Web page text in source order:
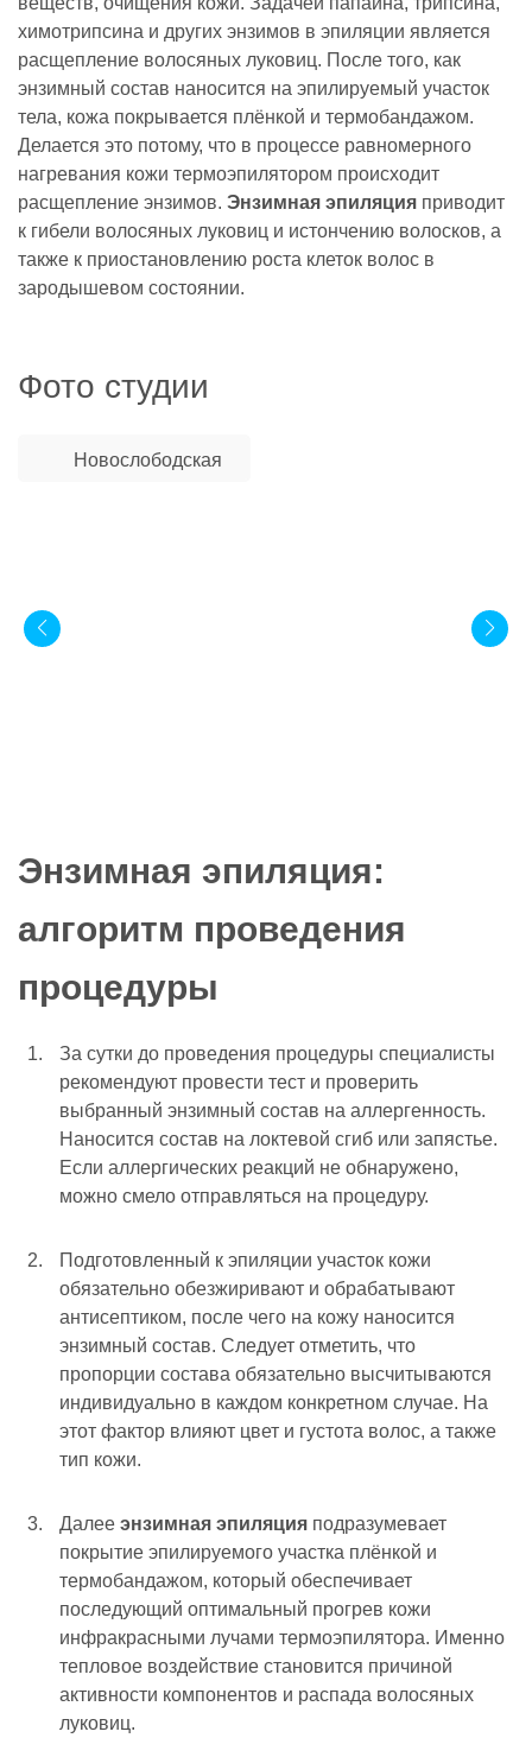
химотрипсина и других энзимов в эпиляции является
расщепление волосяных луковиц. После того, как
энзимный состав наносится на эпилируемый участок
тела, кожа покрывается плёнкой и термобандажом.
Делается это потому, что в процессе равномерного
нагревания кожи термоэпилятором происходит
расщепление энзимов. Энзимная эпиляция приводит
к гибели волосяных луковиц и истончению волосков, а
также к приостановлению роста клеток волос в
зародышевом состоянии.
Фото студии
Новослободская
Энзимная эпиляция:
алгоритм проведения
процедуры
За сутки до проведения процедуры специалисты
рекомендуют провести тест и проверить
выбранный энзимный состав на аллергенность.
Наносится состав на локтевой сгиб или запястье.
Если аллергических реакций не обнаружено,
можно смело отправляться на процедуру.
Подготовленный к эпиляции участок кожи
обязательно обезжиривают и обрабатывают
антисептиком, после чего на кожу наносится
энзимный состав. Следует отметить, что
пропорции состава обязательно высчитываются
индивидуально в каждом конкретном случае. На
этот фактор влияют цвет и густота волос, а также
тип кожи.
Далее энзимная эпиляция подразумевает
покрытие эпилируемого участка плёнкой и
термобандажом, который обеспечивает
последующий оптимальный прогрев кожи
инфракрасными лучами термоэпилятора. Именно
тепловое воздействие становится причиной
активности компонентов и распада волосяных
луковиц.